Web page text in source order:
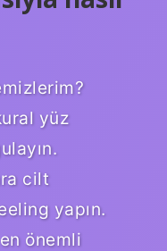
yüz
cilt
yapın.
önemli